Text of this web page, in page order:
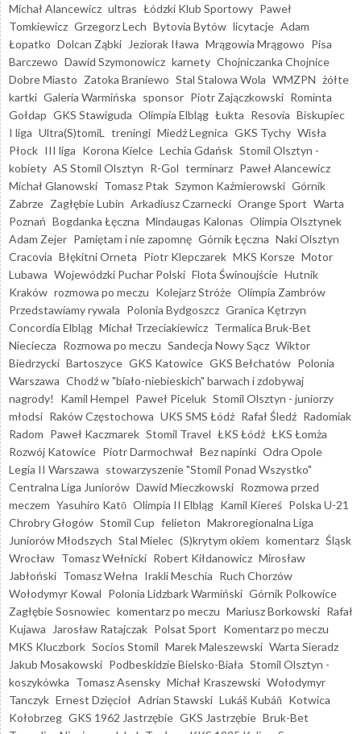
Michał Alancewicz ultras Łódzki Klub Sportowy Paweł
Tomkiewicz Grzegorz Lech Bytovia Bytów licytacje Adam
Łopatko Dolcan Ząbki Jeziorak Iława Mrągowia Mrągowo Pisa
Barczewo Dawid Szymonowicz karnety Chojniczanka Chojnice
Dobre Miasto Zatoka Braniewo Stal Stalowa Wola WMZPN żółte
kartki Galeria Warmińska sponsor Piotr Zajączkowski Rominta
Gołdap GKS Stawiguda Olimpia Elbląg Łukta Resovia Biskupiec
I liga Ultra(S)tomiL treningi Miedź Legnica GKS Tychy Wisła
Płock III liga Korona Kielce Lechia Gdańsk Stomil Olsztyn -
kobiety AS Stomil Olsztyn R-Gol terminarz Paweł Alancewicz
Michał Glanowski Tomasz Ptak Szymon Kaźmierowski Górnik
Zabrze Zagłębie Lubin Arkadiusz Czarnecki Orange Sport Warta
Poznań Bogdanka Łęczna Mindaugas Kalonas Olimpia Olsztynek
Adam Zejer Pamiętam i nie zapomnę Górnik Łęczna Naki Olsztyn
Cracovia Błękitni Orneta Piotr Klepczarek MKS Korsze Motor
Lubawa Wojewódzki Puchar Polski Flota Świnoujście Hutnik
Kraków rozmowa po meczu Kolejarz Stróże Olimpia Zambrów
Przedstawiamy rywala Polonia Bydgoszcz Granica Kętrzyn
Concordia Elbląg Michał Trzeciakiewicz Termalica Bruk-Bet
Nieciecza Rozmowa po meczu Sandecja Nowy Sącz Wiktor
Biedrzycki Bartoszyce GKS Katowice GKS Bełchatów Polonia
Warszawa Chodź w "biało-niebieskich" barwach i zdobywaj
nagrody!
Kamil Hempel Paweł Piceluk Stomil Olsztyn - juniorzy
młodsi Raków Częstochowa UKS SMS Łódź Rafał Śledź Radomiak
Radom Paweł Kaczmarek Stomil Travel ŁKS Łódź ŁKS Łomża
Rozwój Katowice Piotr Darmochwał Bez napinki Odra Opole
Legia II Warszawa stowarzyszenie "Stomil Ponad Wszystko"
Centralna Liga Juniorów Dawid Mieczkowski Rozmowa przed
meczem Yasuhiro Katō Olimpia II Elbląg Kamil Kiereś Polska U-21
Chrobry Głogów Stomil Cup felieton Makroregionalna Liga
Juniorów Młodszych Stal Mielec (S)krytym okiem komentarz Śląsk
Wrocław Tomasz Wełnicki Robert Kiłdanowicz Mirosław
Jabłoński Tomasz Wełna Irakli Meschia Ruch Chorzów
Wołodymyr Kowal Polonia Lidzbark Warmiński Górnik Polkowice
Zagłębie Sosnowiec komentarz po meczu Mariusz Borkowski Rafał
Kujawa
Jarosław Ratajczak Polsat Sport Komentarz po meczu
MKS Kluczbork Socios Stomil Marek Maleszewski Warta Sieradz
Jakub Mosakowski Podbeskidzie Bielsko-Biała Stomil Olsztyn -
koszykówka Tomasz Asensky Michał Kraszewski Wołodymyr
Tanczyk Ernest Dzięcioł Adrian Stawski Lukáš Kubáň Kotwica
Kołobrzeg GKS 1962 Jastrzębie GKS Jastrzębie Bruk-Bet